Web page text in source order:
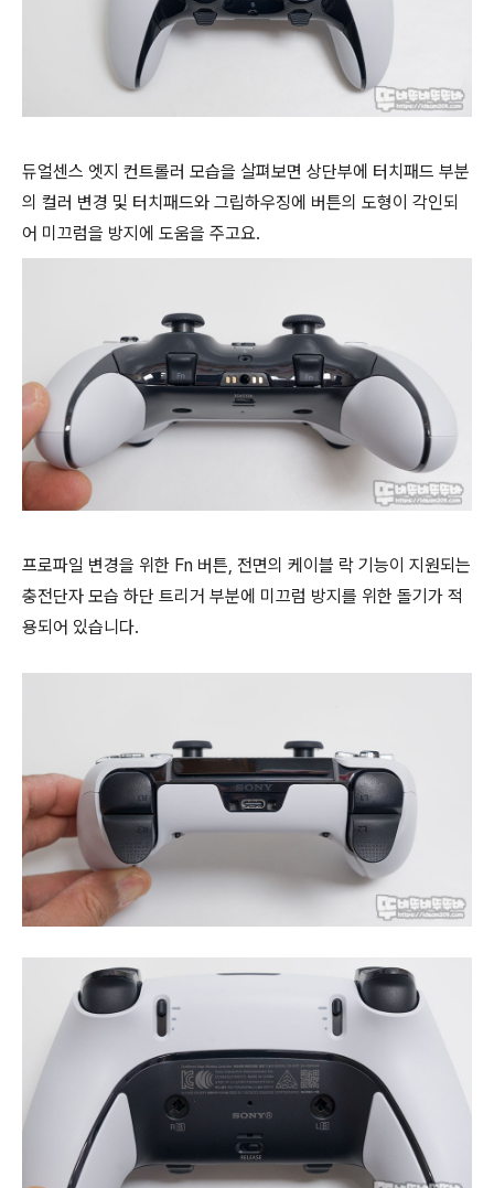
듀얼센스 엣지 컨트롤러 모습을 살펴보면 상단부에 터치패드 부분
의 컬러 변경 및 터치패드와 그립하우징에 버튼의 도형이 각인되
어 미끄럼을 방지에 도움을 주고요.
프로파일 변경을 위한 Fn 버튼, 전면의 케이블 락 기능이 지원되는
충전단자 모습 하단 트리거 부분에 미끄럼 방지를 위한 돌기가 적
용되어 있습니다.